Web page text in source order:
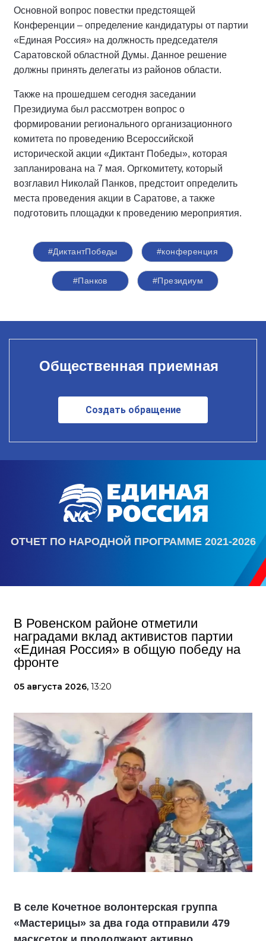
Основной вопрос повестки предстоящей
Конференции – определение кандидатуры от партии
«Единая Россия» на должность председателя
Саратовской областной Думы. Данное решение
должны принять делегаты из районов области.
Также на прошедшем сегодня заседании
Президиума был рассмотрен вопрос о
формировании регионального организационного
комитета по проведению Всероссийской
исторической акции «Диктант Победы», которая
запланирована на 7 мая. Оргкомитету, который
возглавил Николай Панков, предстоит определить
места проведения акции в Саратове, а также
подготовить площадки к проведению мероприятия.
#ДиктантПобеды #конференция
#Панков #Президиум
Общественная приемная
Создать обращение
ОТЧЕТ ПО НАРОДНОЙ ПРОГРАММЕ 2021-2026
В Ровенском районе отметили
наградами вклад активистов партии
«Единая Россия» в общую победу на
фронте
05 августа 2026, 13:20
В селе Кочетное волонтерская группа
«Мастерицы» за два года отправили 479